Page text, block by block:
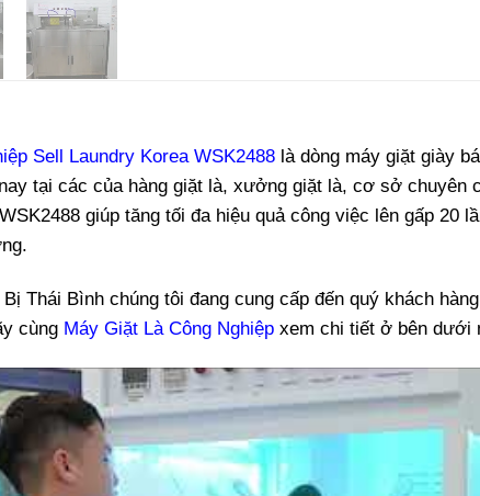
Sell Laundry Korea WSK2488là dòng máy giặt giày
tại các của hàng giặt là, xưởng giặt là, cơ sở chuyên
giúp tăng tối đa hiệu quả công việc lên gấp 20
Thái Bình chúng tôi đang cung cấp đến quý khách
cùng Máy Giặt Là Công Nghiệpxem chi tiết ở bên dưới